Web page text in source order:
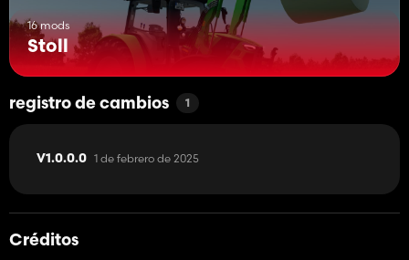
16 mods
Stoll
registro de cambios 1
V1.0.0.0 1 de febrero de 2025
Créditos